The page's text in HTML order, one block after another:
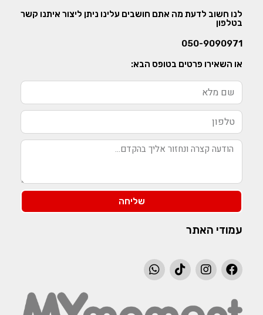
לנו חשוב לדעת מה אתם חושבים עלינו ניתן ליצור איתנו קשר
בטלפון
050-9090971
או השאירו פרטים בטופס הבא:
שליחה
עמודי האתר